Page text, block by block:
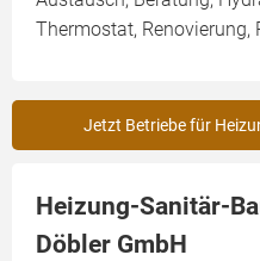
Thermostat, Renovierung,
Jetzt Betriebe für
Heizung-Sanitär-
Döbler GmbH